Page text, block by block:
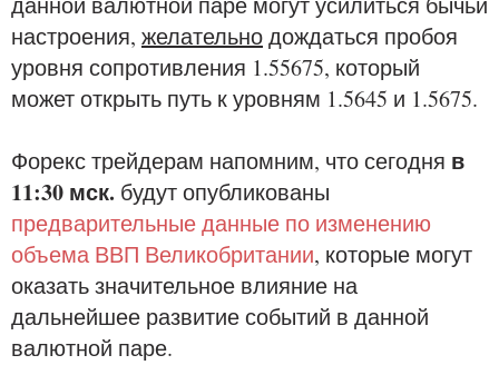
настроения, желательнодождаться пробоя
уровня сопротивления 1.55675, который
может открыть путь к уровням 1.5645 и 1.5675.
Форекс трейдерам напомним, что сегодня в
11:30 мск. будут опубликованы
предварительные данные по изменению
объема ВВП Великобритании, которые могут
оказать значительное влияние на
дальнейшее развитие событий в данной
валютной паре.